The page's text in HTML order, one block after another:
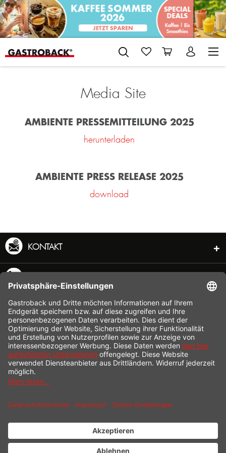
Media Site
AMBIENTE PRESSEMITTEILUNG 2025
herunterladen
AMBIENTE PRESS RELEASE 2025
download
KONTAKT
INFORMATION
SHOP SERVICE
VERSAND
* Alle Preise inkl. gesetzl. Mehrwertsteuer zzgl.
Nachnahmegebühren, wenn nicht anders beschrieben